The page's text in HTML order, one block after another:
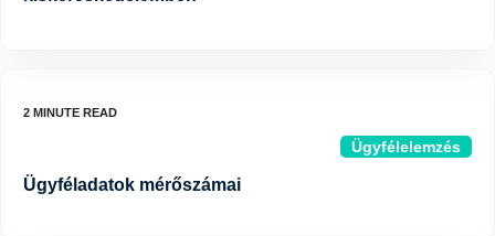
Ügyfélelemzés
Ügyféladatok mérőszámai